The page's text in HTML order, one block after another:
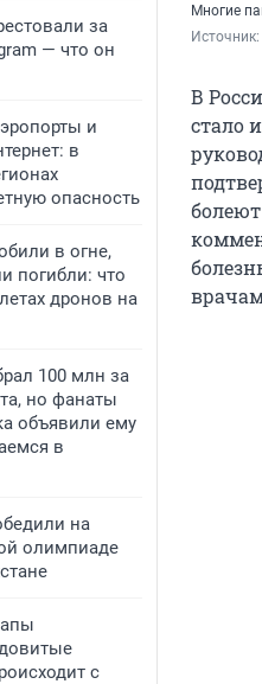
за
— что он
и
в
опасность
в огне,
погибли: что
дронов на
100 млн за
но фанаты
объявили ему
в
на
олимпиаде
с
Многие
Источник:
В
стало